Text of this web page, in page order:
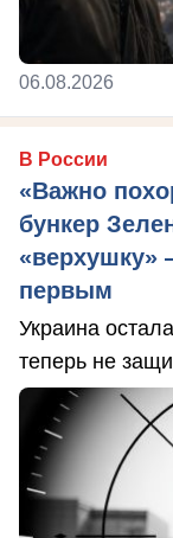
06.08.2026
В России
«Важно
бункер
«верхушку»
первым
Украина
теперь не